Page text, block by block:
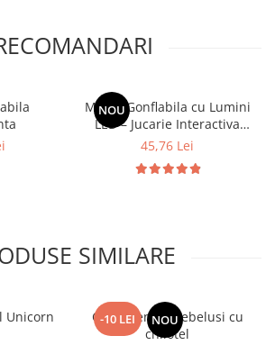
NOU
Minge Gonflabila cu Lumini
LED – Jucarie Interactiva
pentru Copii, cu Maner si
45,76 Lei
SIMILARE
Unicorn
-10 LEI NOU
Colac pentru bebelusi cu
chilotel